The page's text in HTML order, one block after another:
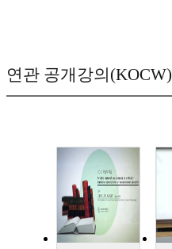
연관 공개강의(KOCW)